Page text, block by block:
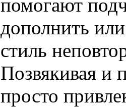
помогают
дополнить
стиль
Позвякивая и
просто